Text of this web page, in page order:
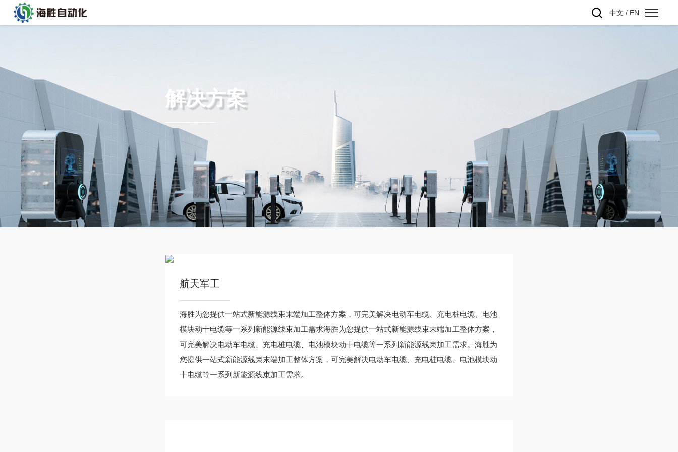
中文 / EN
SOLUTION
解决方案
航天军工
海胜为您提供一站式新能源线束末端加工整体方案，可完美解决电动车电缆、充电桩电缆、电池
模块动十电缆等一系列新能源线束加工需求海胜为您提供一站式新能源线束末端加工整体方案，
可完美解决电动车电缆、充电桩电缆、电池模块动十电缆等一系列新能源线束加工需求。海胜为
您提供一站式新能源线束末端加工整体方案，可完美解决电动车电缆、充电桩电缆、电池模块动
十电缆等一系列新能源线束加工需求。